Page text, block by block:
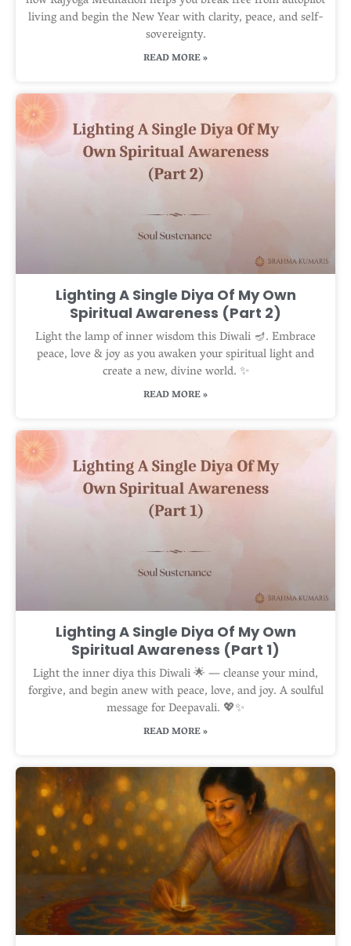
living and begin the New Year with clarity, peace, and self-
sovereignty.
READ MORE »
Lighting A Single Diya Of My Own
Spiritual Awareness (Part 2)
Light the lamp of inner wisdom this Diwali 🪔. Embrace
peace, love & joy as you awaken your spiritual light and
create a new, divine world. ✨
READ MORE »
Lighting A Single Diya Of My Own
Spiritual Awareness (Part 1)
Light the inner diya this Diwali 🌟 — cleanse your mind,
forgive, and begin anew with peace, love, and joy. A soulful
message for Deepavali. 💖✨
READ MORE »